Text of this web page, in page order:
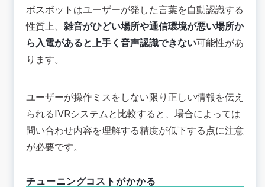
ボスボットはユーザーが発した言葉を自動認識する
性質上、 雑音がひどい場所や通信環境が悪い場所か
ら入電があると上手く音声認識できない可能性があ
ります。
ユーザーが操作ミスをしない限り正しい情報を伝え
られるIVRシステムと比較すると、場合によっては
問い合わせ内容を理解する精度が低下する点に注意
が必要です。
チューニングコストがかかる